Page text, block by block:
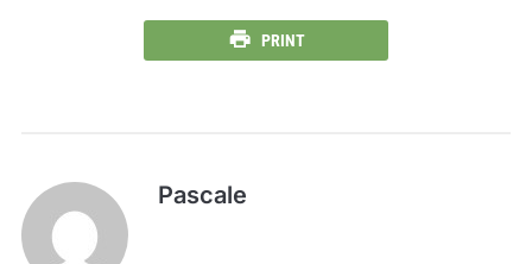
PRINT
Pascale